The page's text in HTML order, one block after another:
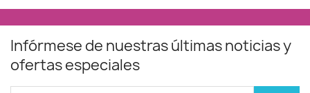
Infórmese de nuestras últimas noticias y
ofertas especiales